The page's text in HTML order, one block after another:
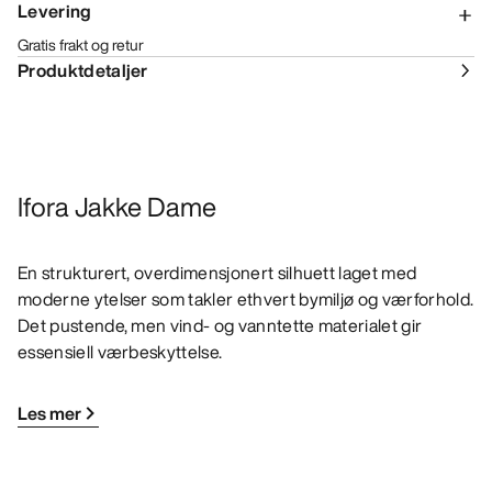
Levering
Gratis frakt og retur
Produktdetaljer
Ifora Jakke Dame
En strukturert, overdimensjonert silhuett laget med
moderne ytelser som takler ethvert bymiljø og værforhold.
Det pustende, men vind- og vanntette materialet gir
essensiell værbeskyttelse.
Les mer